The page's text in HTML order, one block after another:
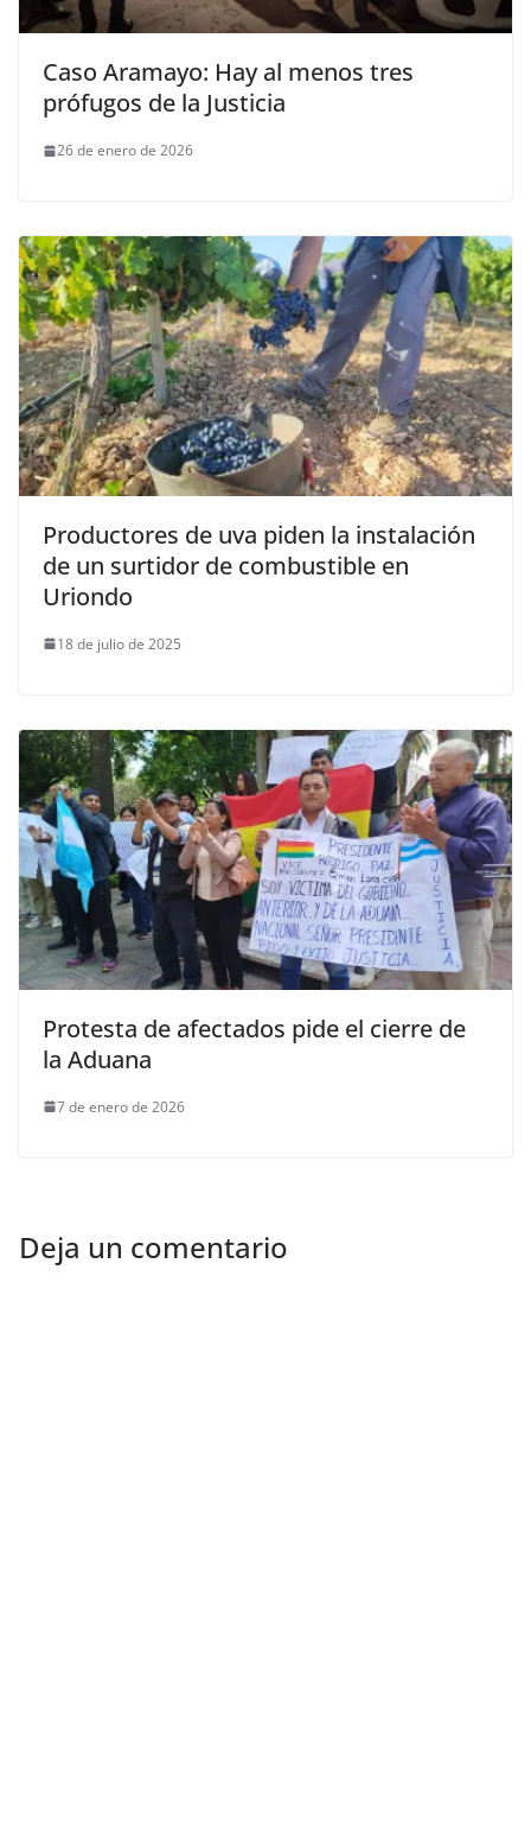
Caso Aramayo: Hay al menos tres
prófugos de la Justicia
26 de enero de 2026
Productores de uva piden la instalación
de un surtidor de combustible en
Uriondo
18 de julio de 2025
Protesta de afectados pide el cierre de
la Aduana
7 de enero de 2026
Deja un comentario